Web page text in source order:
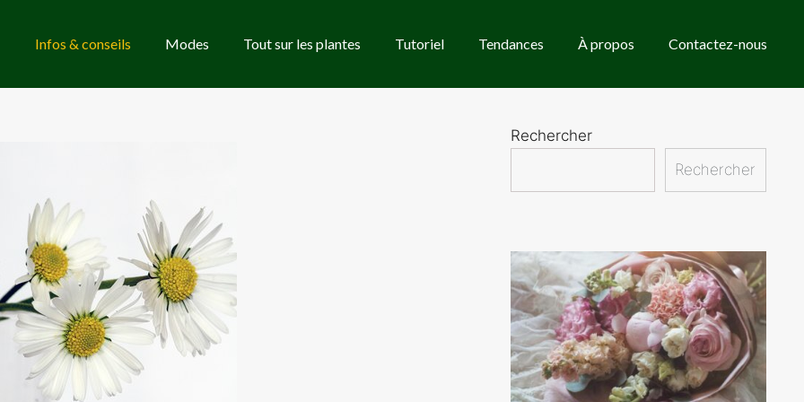
Infos & conseils Modes Tout sur les plantes Tutoriel Tendances À propos Contactez-nous
Rechercher
Rechercher